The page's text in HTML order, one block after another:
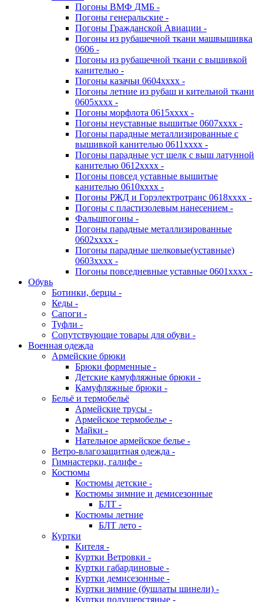
Погоны ВМФ ДМБ -
Погоны генеральские -
Погоны Гражданской Авиации -
Погоны из рубашечной ткани машвышивка
0606 -
Погоны из рубашечной ткани с вышивкой
канителью -
Погоны казачьи 0604хххх -
Погоны летние из рубаш и кительной ткани
0605хххх -
Погоны морфлота 0615хххх -
Погоны неуставные вышитые 0607хххх -
Погоны парадные металлизированные с
вышивкой канителью 0611хххх -
Погоны парадные уст шелк с выш латунной
канителью 0612хххх -
Погоны повсед уставные вышитые
канителью 0610хххх -
Погоны РЖД и Горэлектротранс 0618хххх -
Погоны с пластизолевым нанесением -
Фальшпогоны -
Погоны парадные металлизированные
0602хххх -
Погоны парадные шелковые(уставные)
0603хххх -
Погоны повседневные уставные 0601хххх -
Обувь
Ботинки, берцы -
Кеды -
Сапоги -
Туфли -
Сопутствующие товары для обуви -
Военная одежда
Армейские брюки
Брюки форменные -
Детские камуфляжные брюки -
Камуфляжные брюки -
Бельё и термобельё
Армейские трусы -
Армейское термобелье -
Майки -
Нательное армейское белье -
Ветро-влагозащитная одежда -
Гимнастерки, галифе -
Костюмы
Костюмы детские -
Костюмы зимние и демисезонные
БЛТ -
Костюмы летние
БЛТ лето -
Куртки
Кителя -
Куртки Ветровки -
Куртки габардиновые -
Куртки демисезонные -
Куртки зимние (бушлаты шинели) -
Куртки полушерстяные -